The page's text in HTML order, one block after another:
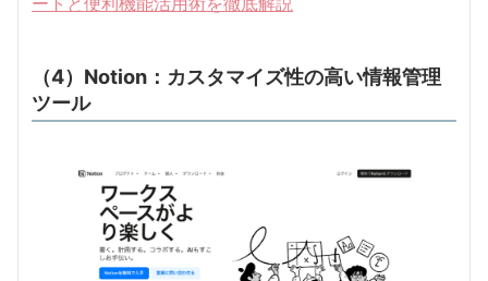
（4）Notion：カスタマイズ性の高い情報管理
ツール